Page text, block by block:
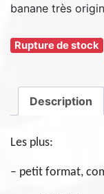
banane très
Rupture de stock
Description
Les plus:
– petit format,